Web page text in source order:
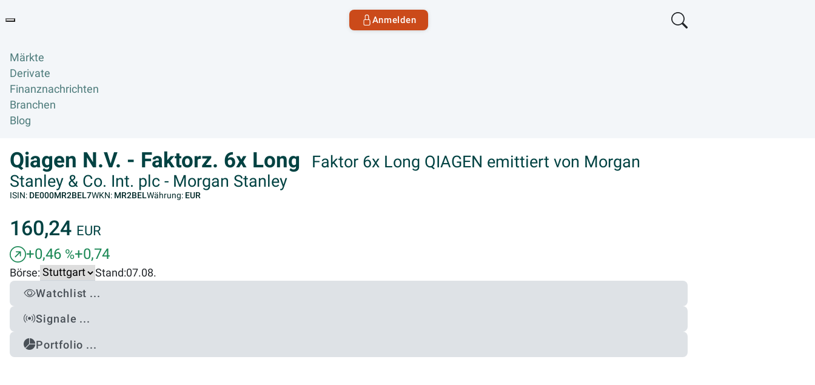
Anmelden
Märkte
Derivate
Finanznachrichten
Branchen
Blog
Qiagen N.V. - Faktorz. 6x Long
Faktor 6x Long QIAGEN emittiert von Morgan
Stanley & Co. Int. plc - Morgan Stanley
ISIN: DE000MR2BEL7WKN: MR2BELWährung: EUR
160,24 EUR
+0,46 %+0,74
Börse: Stand:07.08.
Watchlist ...
Signale ...
Portfolio ...